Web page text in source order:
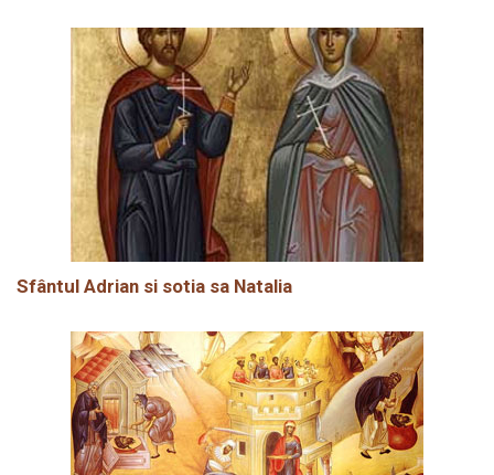
Sfântul Adrian si sotia sa Natalia